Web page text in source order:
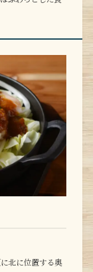
北に位置する奥